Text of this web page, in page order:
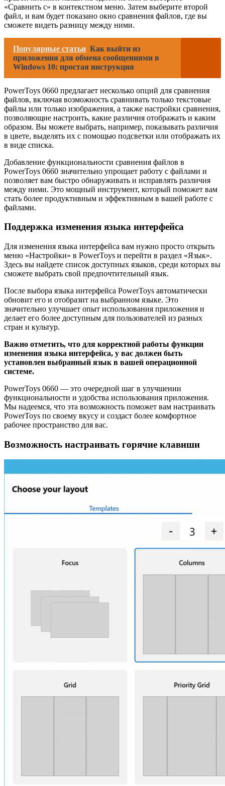
«Сравнить с» в контекстном меню. Затем выберите второй
файл, и вам будет показано окно сравнения файлов, где вы
сможете видеть разницу между ними.
Популярные статьи Как выйти из
приложения для обмена сообщениями в
Windows 10: простая инструкция
PowerToys 0660 предлагает несколько опций для сравнения
файлов, включая возможность сравнивать только текстовые
файлы или только изображения, а также настройки сравнения,
позволяющие настроить, какие различия отображать и каким
образом. Вы можете выбрать, например, показывать различия
в цвете, выделять их с помощью подсветки или отображать их
в виде списка.
Добавление функциональности сравнения файлов в
PowerToys 0660 значительно упрощает работу с файлами и
позволяет вам быстро обнаруживать и исправлять различия
между ними. Это мощный инструмент, который поможет вам
стать более продуктивным и эффективным в вашей работе с
файлами.
Поддержка изменения языка интерфейса
Для изменения языка интерфейса вам нужно просто открыть
меню «Настройки» в PowerToys и перейти в раздел «Язык».
Здесь вы найдете список доступных языков, среди которых вы
сможете выбрать свой предпочтительный язык.
После выбора языка интерфейса PowerToys автоматически
обновит его и отобразит на выбранном языке. Это
значительно улучшает опыт использования приложения и
делает его более доступным для пользователей из разных
стран и культур.
Важно отметить, что для корректной работы функции
изменения языка интерфейса, у вас должен быть
установлен выбранный язык в вашей операционной
системе.
PowerToys 0660 — это очередной шаг в улучшении
функциональности и удобства использования приложения.
Мы надеемся, что эта возможность поможет вам настраивать
PowerToys по своему вкусу и создаст более комфортное
рабочее пространство для вас.
Возможность настраивать горячие клавиши